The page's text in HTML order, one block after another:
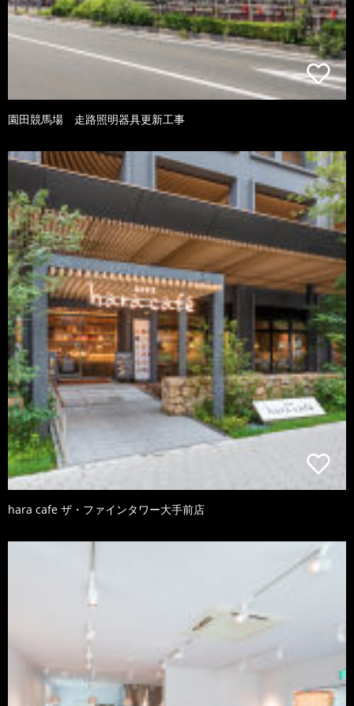
園田競馬場 走路照明器具更新工事
hara cafe ザ・ファインタワー大手前店